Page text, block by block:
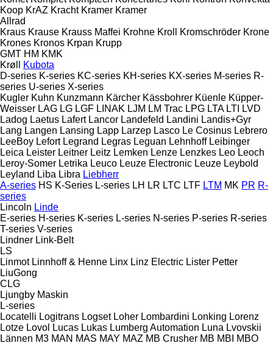
Koop KrAZ Kracht Kramer Kramer
Allrad
Kraus Krause Krauss Maffei Krohne Kroll Kromschröder Krone
Krones Kronos Krpan Krupp
GMT HM KMK
Krøll
Kubota
D-series K-series KC-series KH-series KX-series M-series R-
series U-series X-series
Kugler Kuhn Kunzmann Kärcher Kässbohrer Küenle Küpper-
Weisser LAG LG LGF LINAK LJM LM Trac LPG LTA LTI
LVD
Ladog Laetus Lafert Lancor Landefeld Landini Landis+Gyr
Lang Langen Lansing Lapp Larzep Lasco Le Cosinus Lebrero
LeeBoy Lefort Legrand Legras Leguan Lehnhoff Leibinger
Leica Leister Leitner Leitz Lemken Lenze Lenzkes Leo Leoch
Leroy-Somer Letrika Leuco Leuze Electronic Leuze Leybold
Leyland Liba Libra Liebherr
A-series HS K-Series L-series LH LR LTC LTF LTM MK PR R-
series
Lincoln Linde
E-series H-series K-series L-series N-series P-series R-series
T-series V-series
Lindner Link-Belt
LS
Linmot Linnhoff & Henne Linx Linz Electric Lister Petter
LiuGong
CLG
Ljungby Maskin
L-series
Locatelli Logitrans Logset Loher Lombardini Lonking Lorenz
Lotze Lovol Lucas Lukas Lumberg Automation Luna Lvovskii
Lännen M3 MAN MAS MAY MAZ MB Crusher MB MBI
MBO